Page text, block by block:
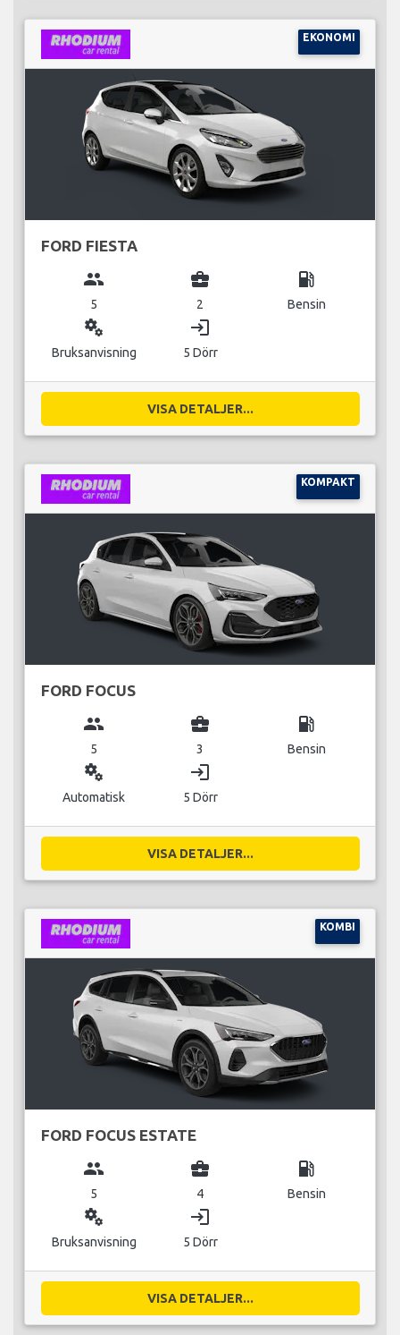
EKONOMI
FORD FIESTA
group
5
business_center
2
local_gas_station
Bensin
miscellaneous_services
Bruksanvisning
login
5 Dörr
VISA DETALJER...
KOMPAKT
FORD FOCUS
group
5
business_center
3
local_gas_station
Bensin
miscellaneous_services
Automatisk
login
5 Dörr
VISA DETALJER...
KOMBI
FORD FOCUS ESTATE
group
5
business_center
4
local_gas_station
Bensin
miscellaneous_services
Bruksanvisning
login
5 Dörr
VISA DETALJER...